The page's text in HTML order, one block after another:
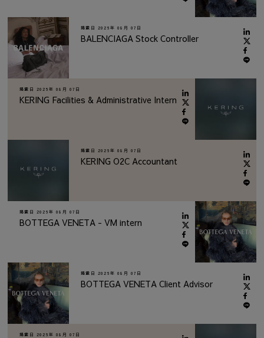
掲載日 2026年 08月 07日
BALENCIAGA Stock Controller
掲載日 2026年 08月 07日
KERING Facilities & Administrative Intern
掲載日 2026年 08月 07日
KERING O2C Accountant
掲載日 2026年 08月 07日
BOTTEGA VENETA - VM intern
掲載日 2026年 08月 07日
BOTTEGA VENETA Client Advisor
掲載日 2026年 08月 07日